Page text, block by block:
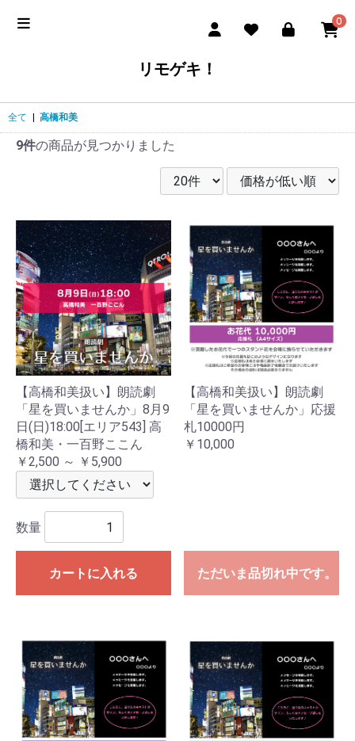
0
リモゲキ！
全て 高橋和美
9件の商品が見つかりました
【高橋和美扱い】朗読劇
「星を買いませんか」8月9
日(日)18:00[エリア543] 高
橋和美・一百野ここん
￥2,500 ～ ￥5,900
数量
カートに入れる
【高橋和美扱い】朗読劇
「星を買いませんか」応援
札10000円
￥10,000
ただいま品切れ中です。